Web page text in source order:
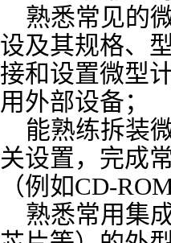
熟悉常见的
设及其规格、
接和设置微型
用外部设备；
能熟练拆装
关设置，完成
（例如CD-
熟悉常用集